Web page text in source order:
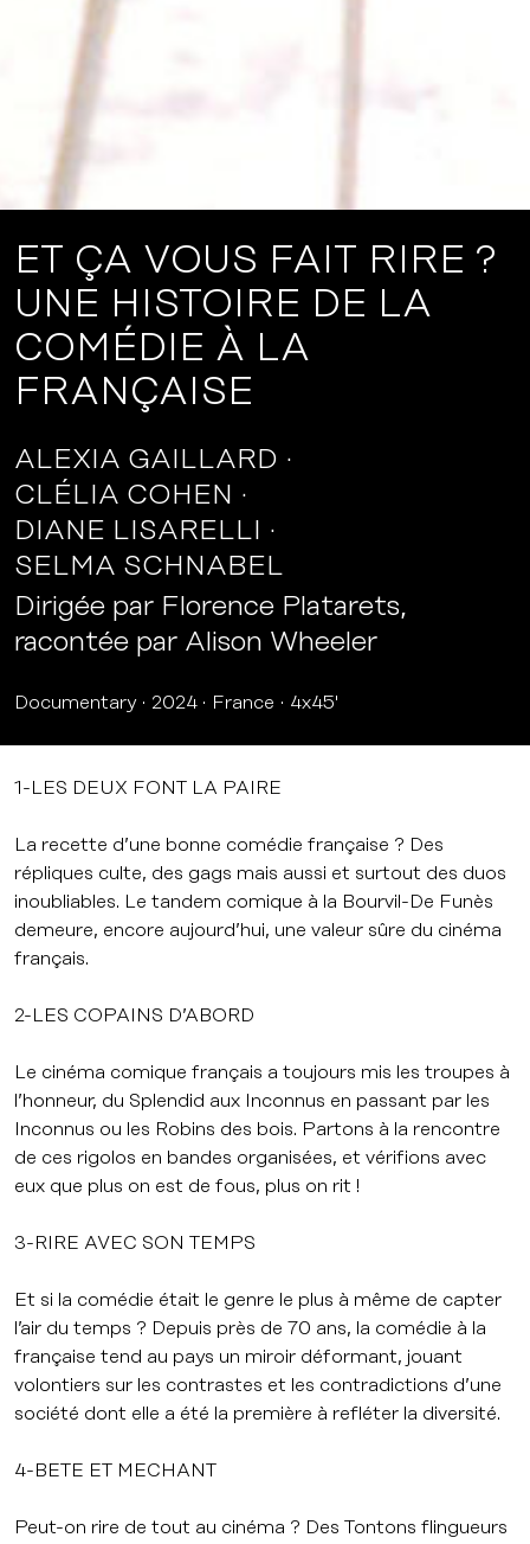
ET ÇA VOUS FAIT RIRE ?
UNE HISTOIRE DE LA
COMÉDIE À LA
FRANÇAISE
ALEXIA GAILLARD
CLÉLIA COHEN
DIANE LISARELLI
SELMA SCHNABEL
Dirigée par Florence Platarets,
racontée par Alison Wheeler
Documentary 2024 France 4x45'
1-LES DEUX FONT LA PAIRE
La recette d’une bonne comédie française ? Des
répliques culte, des gags mais aussi et surtout des duos
inoubliables. Le tandem comique à la Bourvil-De Funès
demeure, encore aujourd’hui, une valeur sûre du cinéma
français.
2-LES COPAINS D’ABORD
Le cinéma comique français a toujours mis les troupes à
l’honneur, du Splendid aux Inconnus en passant par les
Inconnus ou les Robins des bois. Partons à la rencontre
de ces rigolos en bandes organisées, et vérifions avec
eux que plus on est de fous, plus on rit !
3-RIRE AVEC SON TEMPS
Et si la comédie était le genre le plus à même de capter
l’air du temps ? Depuis près de 70 ans, la comédie à la
française tend au pays un miroir déformant, jouant
volontiers sur les contrastes et les contradictions d’une
société dont elle a été la première à refléter la diversité.
4-BETE ET MECHANT
Peut-on rire de tout au cinéma ? Des Tontons flingueurs